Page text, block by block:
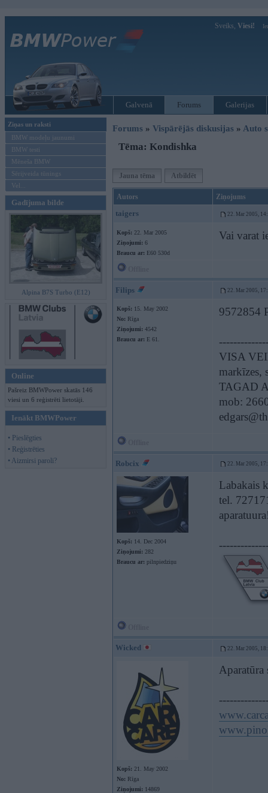
Sveiks, Viesi!
Galvenā Forums Galerijas
Ziņas un raksti
BMW modeļu jaunumi
BMW testi
Mēneša BMW
Sērijveida tūnings
Vel...
Gadījuma bilde
Alpina B7S Turbo (E12)
Online
Pašreiz BMWPower skatās 146
viesi un 6 reģistrēti lietotāji.
Ienākt BMWPower
• Pieslēgties
• Reģistrēties
• Aizmirsi paroli?
Forums » Vispārējās diskusijas » Auto
Tēma: Kondishka
Jauna tēma Atbildēt
Autors Ziņojums
taigers 22. Mar 2005,
Kopš: 22. Mar 2005
Ziņojumi: 6
Braucu ar: E60 530d
Vai varat
Filips 22. Mar 2005,
Kopš: 15. May 2002
No: Rīga
Ziņojumi: 4542
Braucu ar: E 61.
9572854
VISA
markīzes,
TAGAD
mob:
Robcix 22. Mar 2005,
Kopš: 14. Dec 2004
Ziņojumi: 282
Braucu ar: pilnpiedziņu
Labakais
tel.
Wicked 22. Mar 2005,
Kopš: 21. May 2002
No: Rīga
Ziņojumi: 14869